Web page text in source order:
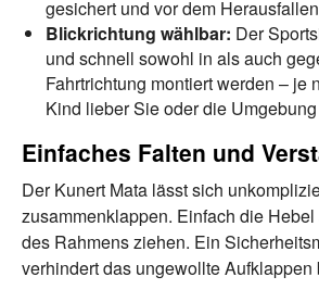
gesichert und vor dem
Blickrichtung wählbar: Der
und schnell sowohl in als auch
Fahrtrichtung montiert werden – je
Kind lieber Sie oder die
Einfaches Falten und
Der Kunert Mata lässt sich
zusammenklappen. Einfach die
des Rahmens ziehen. Ein
verhindert das ungewollte Aufklappen